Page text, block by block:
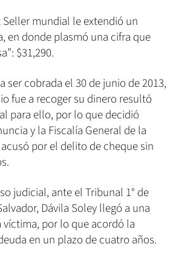
mundial le extendió un
en donde plasmó una cifra que
$31,290.
ser cobrada el 30 de junio de 2013,
fue a recoger su dinero resultó
para ello, por lo que decidió
y la Fiscalía General de la
por el delito de cheque sin
judicial, ante el Tribunal 1° de
Dávila Soley llegó a una
por lo que acordó la
en un plazo de cuatro años.